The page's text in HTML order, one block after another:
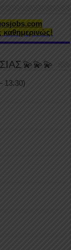
καθημερινώς!
💫💫💫
13:30)